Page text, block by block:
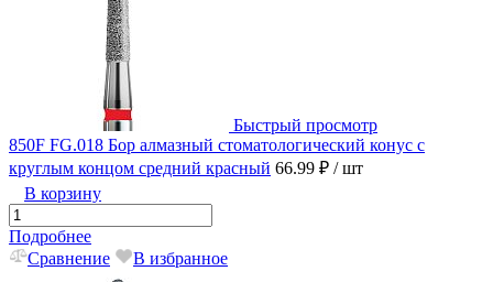
Быстрый просмотр
850F FG.018 Бор алмазный стоматологический конус с
круглым концом средний красный 66.99 ₽ / шт
В корзину
Подробнее
Сравнение
В избранное